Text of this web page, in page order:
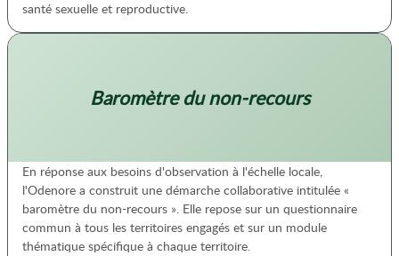
santé sexuelle et reproductive.
Baromètre du non-recours
En réponse aux besoins d'observation à l'échelle locale,
l'Odenore a construit une démarche collaborative intitulée «
baromètre du non-recours ». Elle repose sur un questionnaire
commun à tous les territoires engagés et sur un module
thématique spécifique à chaque territoire.